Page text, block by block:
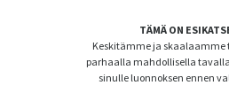
TÄMÄ ON
Keskitämme ja skaalaamme
parhaalla mahdollisella
sinulle luonnoksen ennen